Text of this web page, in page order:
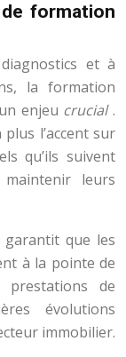
formation
et à
la formation
enjeu crucial.
l’accent sur
qu’ils suivent
leurs
garantit que les
à la pointe de
prestations de
évolutions
immobilier.